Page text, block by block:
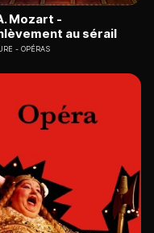
Mozart -
au sérail
OPÉRAS